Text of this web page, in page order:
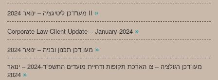
מעו”דכן ליטיגציה – ינואר 2024 II »
Corporate Law Client Update – January 2024 »
»
מעו”דכן רגולציה – צו הארכת תקופות ודחיית מועדים התשפ”ד-2024 – ינואר
»